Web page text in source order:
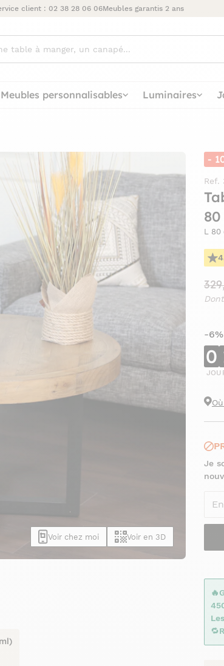
client : 02 38 28 06 06Meubles garantis 2 ans
Meubles personnalisables Luminaires
Voir chez moi Voir en 3D
-
Ref.
L 80
-
0
Je
🔁